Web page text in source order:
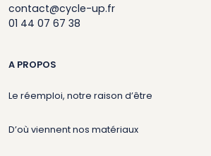
contact@cycle-up.fr
01 44 07 67 38
A PROPOS
Le réemploi, notre raison d’être
D’où viennent nos matériaux